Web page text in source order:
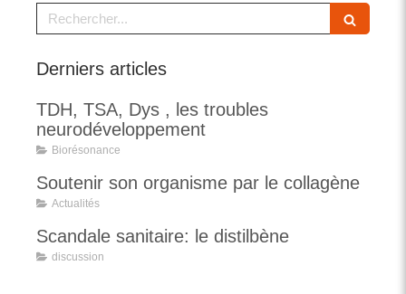
Rechercher
Derniers articles
TDH, TSA, Dys , les troubles
neurodéveloppement
Biorésonance
Soutenir son organisme par le collagène
Actualités
Scandale sanitaire: le distilbène
discussion